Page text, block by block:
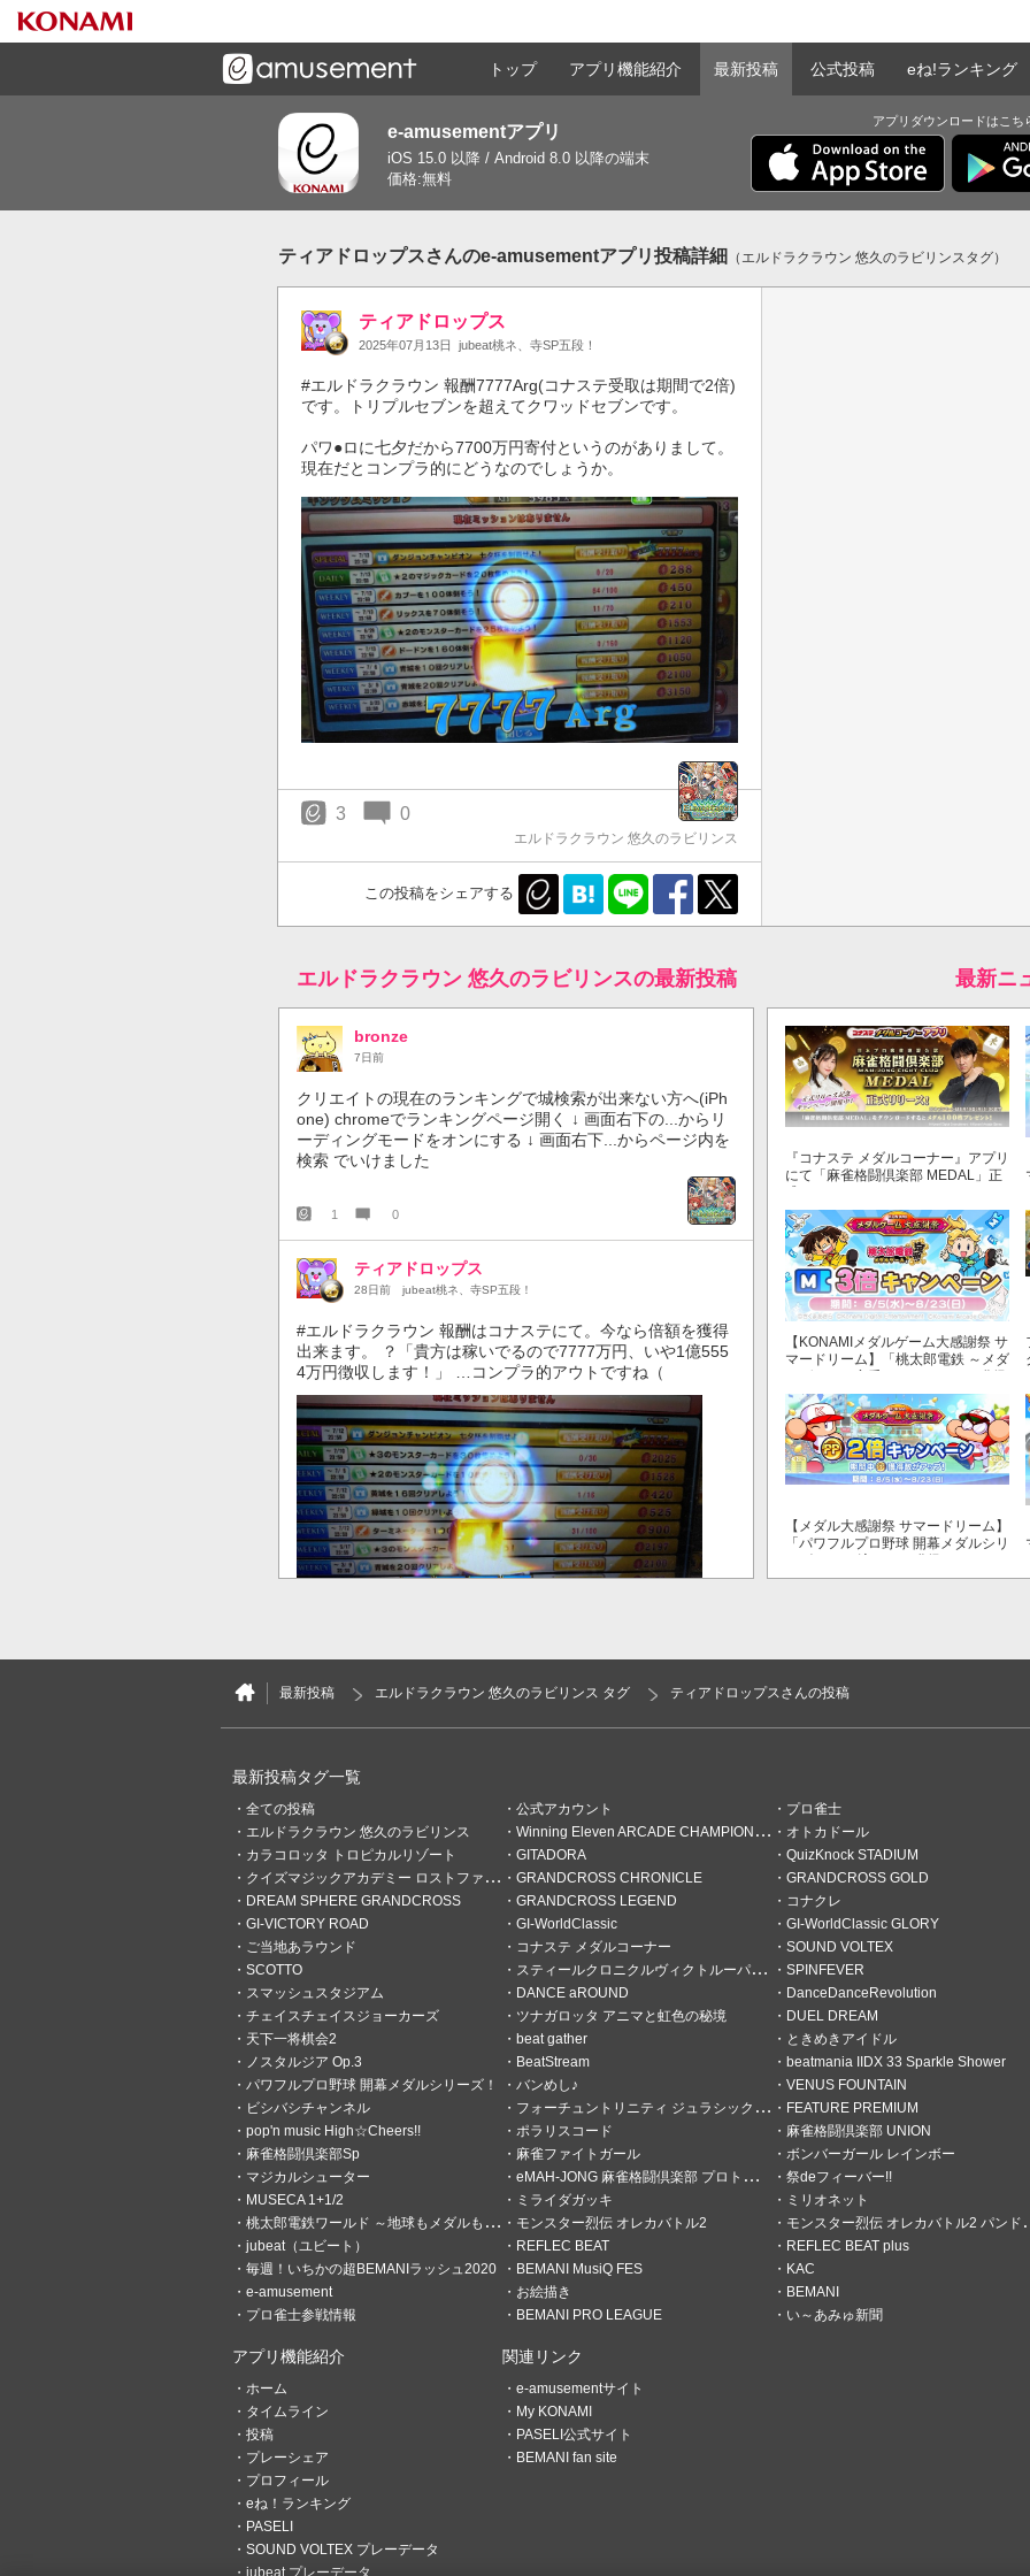
ゲームと連携したコミュニケーションアプリで
トップ アプリ機能紹介 最新投稿 公式投稿 eね!ランキング
e-amusementアプリ
iOS 15.0 以降 / Android 8.0 以降の端末
価格:無料
アプリダウンロードはこち
ティアドロップスさんのe-amusementアプリ投稿詳細 （エルドラクラウン 悠久のラビリンスタグ）
ティアドロップス
2025年07月13日 jubeat桃ネ、寺SP五段！
#エルドラクラウン 報酬7777Arg(コナステ受取は期間で2倍)
です。トリプルセブンを超えてクワッドセブンです。
パワ●ロに七夕だから7700万円寄付というのがありまして。
現在だとコンプラ的にどうなのでしょうか。
3 0
エルドラクラウン 悠久のラビリンス
この投稿をシェアする
エルドラクラウン 悠久のラビリンスの最新投稿
bronze
7日前
クリエイトの現在のランキングで城検索が出来ない方へ(iPh
one) chromeでランキングページ開く ↓ 画面右下の...からリ
ーディングモードをオンにする ↓ 画面右下...からページ内を
検索 でいけました
1 0
ティアドロップス
28日前 jubeat桃ネ、寺SP五段！
#エルドラクラウン 報酬はコナステにて。今なら倍額を獲得
出来ます。 ？「貴方は稼いでるので7777万円、いや1億555
4万円徴収します！」 …コンプラ的アウトですね（
#エルドラクラウン 昨日07/09にプレイしたR8七夕杯レポで
す。BBBAでした。 高ランクは狙いやすそうです。サブアカ
ウントで不安定でしたが。
ぷーにゃん
地元一宮市にもっとゲーセンを
今日の午前10時から、ダンジョンチャンピオン「七夕杯」を
開催します。 開催期間は2週間です。
最新ニ
『コナステ メダルコーナー』アプリ
にて「麻雀格闘倶楽部 MEDAL」正
式リリース！
【KONAMIメダルゲーム大感謝祭 サ
マードリーム】「桃太郎電鉄 ～メダ
ルゲームも定番！～」でマイル獲得
数が3倍！
【メダル大感謝祭 サマードリーム】
「パワフルプロ野球 開幕メダルシリ
ーズ！ 二刀流！」で獲得できるPP
が2倍！
最新投稿 エルドラクラウン 悠久のラビリンス タグ ティアドロップスさんの投稿
最新投稿タグ一覧
全ての投稿 公式アカウント
プロ雀士
エルドラクラウン 悠久のラビリンス
Winning Eleven ARCADE CHAMPIONSHIP
オトカドール
カラコロッタ トロピカルリゾート
GITADORA
QuizKnock STADIUM
クイズマジックアカデミー ロストファンタリウム
GRANDCROSS CHRONICLE
GRANDCROSS GOLD
DREAM SPHERE GRANDCROSS
GRANDCROSS LEGEND
コナクレ
GI-VICTORY ROAD
GI-WorldClassic
GI-WorldClassic GLORY
ご当地あラウンド
コナステ メダルコーナー
SOUND VOLTEX
SCOTTO
スティールクロニクルヴィクトルーパーズ
SPINFEVER
スマッシュスタジアム
DANCE aROUND
DanceDanceRevolution
チェイスチェイスジョーカーズ
ツナガロッタ アニマと虹色の秘境
DUEL DREAM
天下一将棋会2
beat gather
ときめきアイドル
ノスタルジア Op.3
BeatStream
beatmania IIDX 33 Sparkle Shower
パワフルプロ野球 開幕メダルシリーズ！
バンめし♪
VENUS FOUNTAIN
ビシバシチャンネル
フォーチュントリニティ ジュラシックトレジャー
FEATURE PREMIUM
pop'n music High☆Cheers!!
ポラリスコード
麻雀格闘倶楽部 UNION
麻雀格闘倶楽部Sp
麻雀ファイトガール
ボンバーガール レインボー
マジカルシューター
eMAH-JONG 麻雀格闘倶楽部 プロトーナメント
祭deフィーバー!!
MUSECA 1+1/2
ミライダガッキ
ミリオネット
桃太郎電鉄ワールド ～地球もメダルもまわってる！～
モンスター烈伝 オレカバトル2
モンスター烈伝 オレカバトル2 パンドラのメダル
jubeat（ユビート）
REFLEC BEAT
REFLEC BEAT plus
毎週！いちかの超BEMANIラッシュ2020
BEMANI MusiQ FES
KAC
e-amusement
お絵描き
BEMANI
プロ雀士参戦情報
BEMANI PRO LEAGUE い～あみゅ新聞
アプリ機能紹介
ホーム
タイムライン
投稿
プレーシェア
プロフィール
eね！ランキング
PASELI
SOUND VOLTEX プレーデータ
jubeat プレーデータ
関連リンク
e-amusementサイト
My KONAMI
PASELI公式サイト
BEMANI fan site